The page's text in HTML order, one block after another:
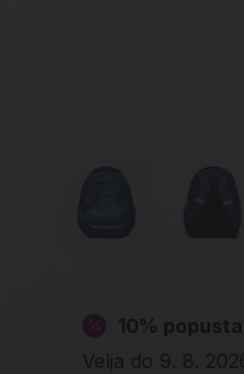
10%
Velja do 9. 8.